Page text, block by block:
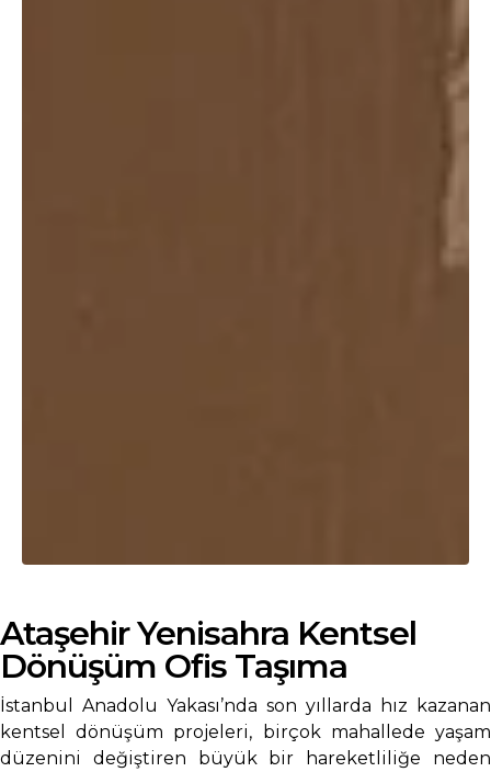
Ataşehir Yenisahra Kentsel
Dönüşüm Ofis Taşıma
İstanbul Anadolu Yakası’nda son yıllarda hız kazanan
kentsel dönüşüm projeleri, birçok mahallede yaşam
düzenini değiştiren büyük bir hareketliliğe neden